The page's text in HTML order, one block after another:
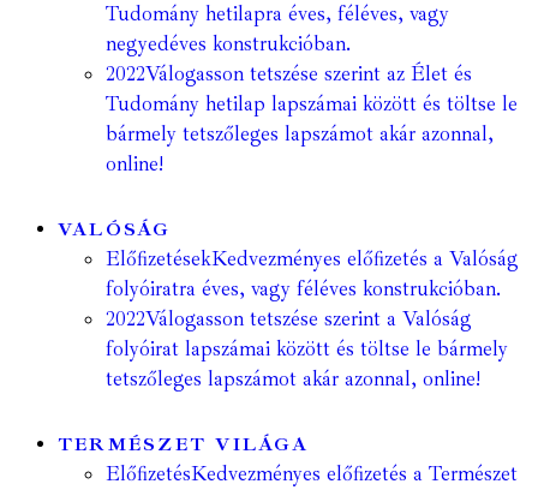
Tudomány hetilapra éves, féléves, vagy
negyedéves konstrukcióban.
2022Válogasson tetszése szerint az Élet és
Tudomány hetilap lapszámai között és töltse le
bármely tetszőleges lapszámot akár azonnal,
online!
VALÓSÁG
ElőfizetésekKedvezményes előfizetés a Valóság
folyóiratra éves, vagy féléves konstrukcióban.
2022Válogasson tetszése szerint a Valóság
folyóirat lapszámai között és töltse le bármely
tetszőleges lapszámot akár azonnal, online!
TERMÉSZET VILÁGA
ElőfizetésKedvezményes előfizetés a Természet